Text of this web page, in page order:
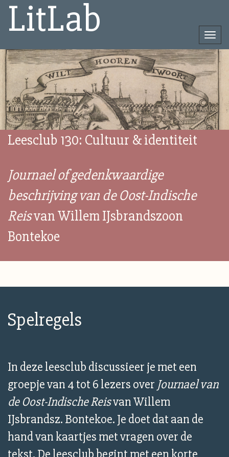
LitLab
Direct
naar
het
inhoud
Leesclub 130: Cultuur & identiteit
Journael of gedenkwaardige
beschrijving van de Oost-Indische
Reisvan Willem IJsbrandszoon
Bontekoe
Spelregels
In deze leesclub discussieer je met een
groepje van 4 tot 6 lezers over Journael van
de Oost-Indische Reisvan Willem
IJsbrandsz. Bontekoe. Je doet dat aan de
hand van kaartjes met vragen over de